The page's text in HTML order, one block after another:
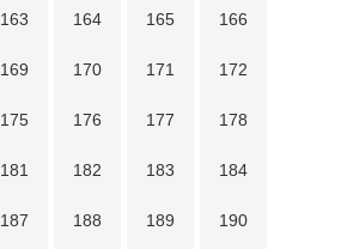
163 164 165 166
169 170 171 172
175 176 177 178
181 182 183 184
187 188 189 190